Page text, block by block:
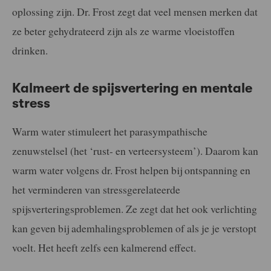
oplossing zijn. Dr. Frost zegt dat veel mensen merken dat
ze beter gehydrateerd zijn als ze warme vloeistoffen
drinken.
Kalmeert de spijsvertering en mentale
stress
Warm water stimuleert het parasympathische
zenuwstelsel (het ‘rust- en verteersysteem’). Daarom kan
warm water volgens dr. Frost helpen bij ontspanning en
het verminderen van stressgerelateerde
spijsverteringsproblemen. Ze zegt dat het ook verlichting
kan geven bij ademhalingsproblemen of als je je verstopt
voelt. Het heeft zelfs een kalmerend effect.